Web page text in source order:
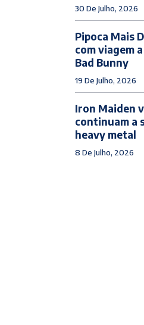
30 De Julho, 2026
Pipoca Mais
com viagem
Bad Bunny
19 De Julho, 2026
Iron Maiden
continuam a
heavy metal
8 De Julho, 2026